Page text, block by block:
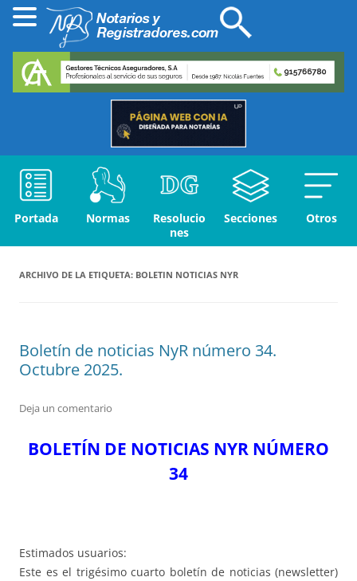
Portada Normas
Resolucio
nes
Secciones Otros
ARCHIVO DE LA ETIQUETA: BOLETIN NOTICIAS NYR
Boletín de noticias NyR número 34.
Octubre 2025.
Deja un comentario
BOLETÍN DE NOTICIAS NYR NÚMERO
34
Estimados usuarios:
Este es el trigésimo cuarto boletín de noticias (newsletter)